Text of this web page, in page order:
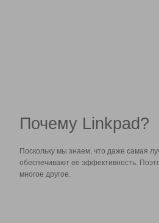
Почему Linkpad?
Поскольку мы знаем, что даже самая
обеспечивают ее эффективность.
многое другое.